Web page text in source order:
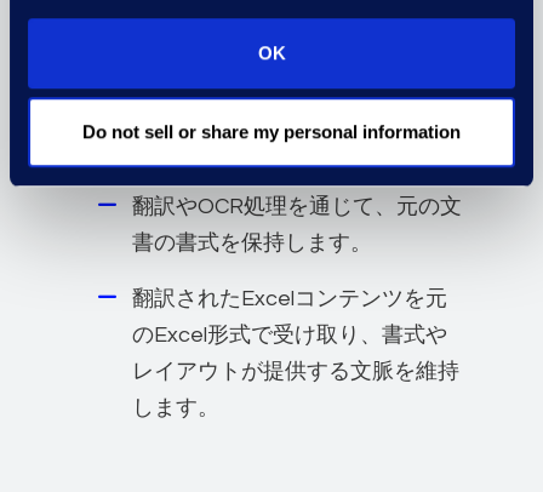
OK
Do not sell or share my personal information
確保します。
翻訳やOCR処理を通じて、元の文
書の書式を保持します。
翻訳されたExcelコンテンツを元
のExcel形式で受け取り、書式や
レイアウトが提供する文脈を維持
します。